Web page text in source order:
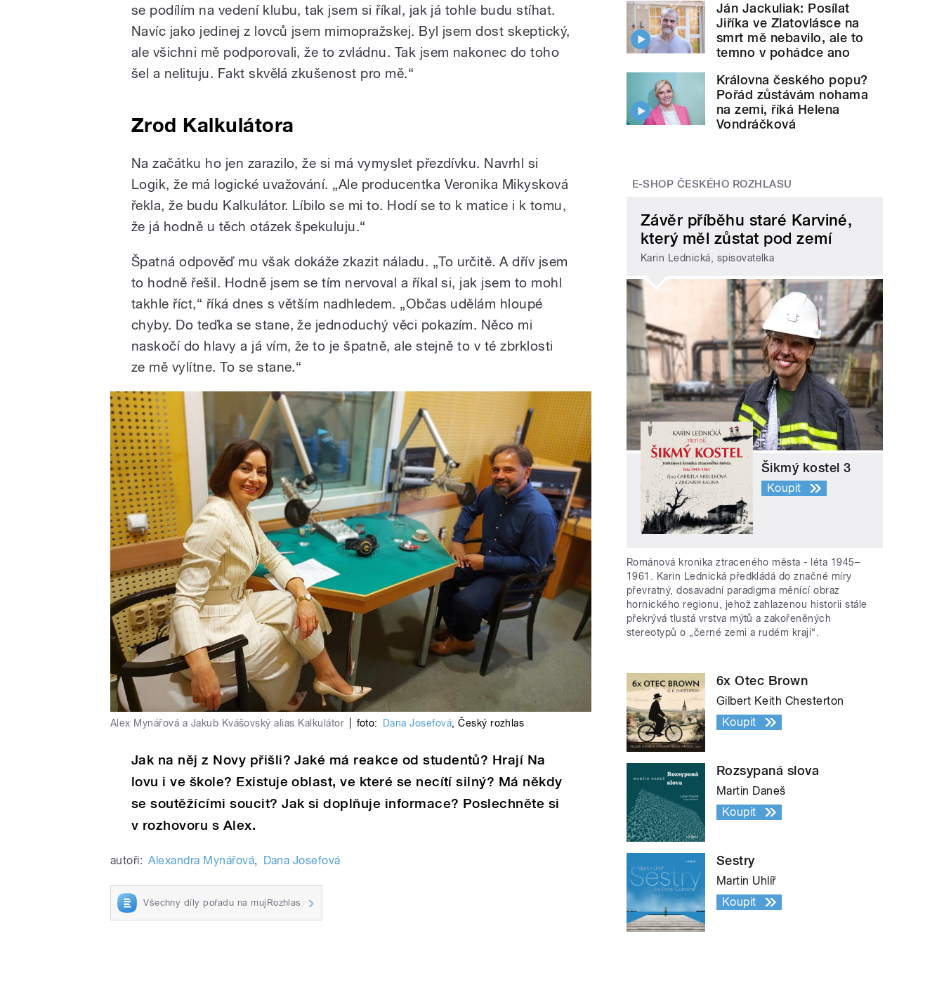
se podílím na vedení klubu, tak jsem si říkal, jak já tohle budu stíhat.
Navíc jako jedinej z lovců jsem mimopražskej. Byl jsem dost skeptický,
ale všichni mě podporovali, že to zvládnu. Tak jsem nakonec do toho
šel a nelituju. Fakt skvělá zkušenost pro mě.“
Zrod Kalkulátora
Na začátku ho jen zarazilo, že si má vymyslet přezdívku. Navrhl si
Logik, že má logické uvažování. „Ale producentka Veronika Mikysková
řekla, že budu Kalkulátor. Líbilo se mi to. Hodí se to k matice i k tomu,
že já hodně u těch otázek špekuluju.“
Špatná odpověď mu však dokáže zkazit náladu. „To určitě. A dřív jsem
to hodně řešil. Hodně jsem se tím nervoval a říkal si, jak jsem to mohl
takhle říct,“ říká dnes s větším nadhledem. „Občas udělám hloupé
chyby. Do teďka se stane, že jednoduchý věci pokazím. Něco mi
naskočí do hlavy a já vím, že to je špatně, ale stejně to v té zbrklosti
ze mě vylítne. To se stane.“
Alex Mynářová a Jakub Kvášovský alias Kalkulátor foto: Dana Josefová,Český rozhlas
Jak na něj z Novy přišli? Jaké má reakce od studentů? Hrají Na
lovu i ve škole? Existuje oblast, ve které se necítí silný? Má někdy
se soutěžícími soucit? Jak si doplňuje informace? Poslechněte si
v rozhovoru s Alex.
autoři: Alexandra Mynářová, Dana Josefová
Všechny díly pořadu na mujRozhlas
Ján Jackuliak: Posílat
Jiříka ve Zlatovlásce na
smrt mě nebavilo, ale to
temno v pohádce ano
Královna českého popu?
Pořád zůstávám nohama
na zemi, říká Helena
Vondráčková
E-SHOP ČESKÉHO ROZHLASU
Závěr příběhu staré Karviné,
který měl zůstat pod zemí
Karin Lednická, spisovatelka
Šikmý kostel 3
Koupit
Románová kronika ztraceného města - léta 1945–
1961. Karin Lednická předkládá do značné míry
převratný, dosavadní paradigma měnící obraz
hornického regionu, jehož zahlazenou historii stále
překrývá tlustá vrstva mýtů a zakořeněných
stereotypů o „černé zemi a rudém kraji“.
6x Otec Brown
Gilbert Keith Chesterton
Koupit
Rozsypaná slova
Martin Daneš
Koupit
Sestry
Martin Uhlíř
Koupit